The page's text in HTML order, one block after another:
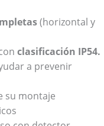
(horizontal y
clasificación IP54.
a prevenir
su montaje